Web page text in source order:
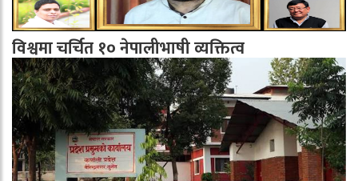
विश्वमा चर्चित १० नेपालीभाषी व्यक्तित्व